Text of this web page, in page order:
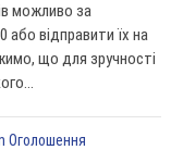
можливо за
відправити їх на
що для зручності
Оголошення